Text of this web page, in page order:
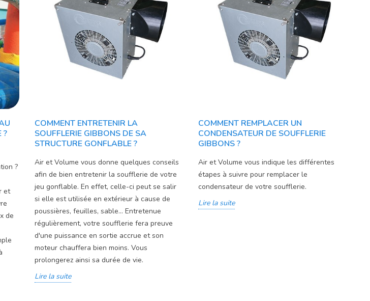
?
?
et
de
COMMENT ENTRETENIR LA
SOUFFLERIE GIBBONS DE SA
STRUCTURE GONFLABLE ?
Air et Volume vous donne quelques conseils
afin de bien entretenir la soufflerie de votre
jeu gonflable. En effet, celle-ci peut se salir
si elle est utilisée en extérieur à cause de
poussières, feuilles, sable... Entretenue
régulièrement, votre soufflerie fera preuve
d'une puissance en sortie accrue et son
moteur chauffera bien moins. Vous
prolongerez ainsi sa durée de vie.
Lire la suite
COMMENT REMPLACER UN
CONDENSATEUR DE SOUFFLERIE
GIBBONS ?
Air et Volume vous indique les différentes
étapes à suivre pour remplacer le
condensateur de votre soufflerie.
Lire la suite